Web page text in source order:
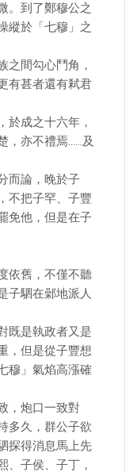
。到了鄭穆公之
縱於「七穆」之
之間勾心鬥角，
有甚者還有弒君
於成之十六年，
，亦不禮焉……及
而論，晚於子
不把子罕、子豐
免他，但是在子
依舊，不僅不聽
子駟在鄵地派人
既是執政者又是
，但是從子豐想
穆」氣焰高漲確
，炮口一致對
多久，群公子欲
探得消息馬上先
、子侯、子丁，